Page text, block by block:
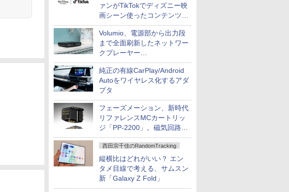
ァンがTikTokでディズニー映
画シーン使ったコンテンツ制
作、Disney+にも配信
Volumio、電源部から出力段
まで全面刷新したネットワー
クプレーヤー
「Primo（2026）」
純正の有線CarPlay/Android
Autoをワイヤレス化するアダ
プタ
フェーズメーション、新時代
リファレンスMCカートリッ
ジ「PP-2200」。磁気回路や
ハウジングを根本から見直し
西田宗千佳のRandomTracking
縦横比はどれがいい？ エン
タメ目線で考える、サムスン
新「Galaxy Z Fold」